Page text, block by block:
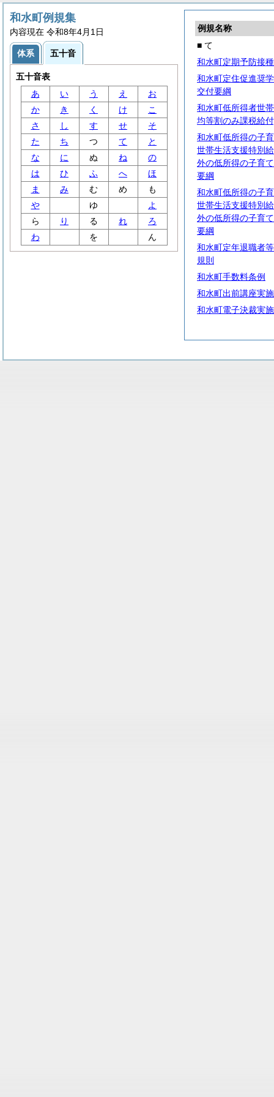
例規名称
■ て
和水町定期予防接
和水町定住促進奨
交付要綱
和水町低所得者世
均等割のみ課税給
和水町低所得の子
世帯生活支援特別
外の低所得の子育
要綱
和水町低所得の子
世帯生活支援特別
外の低所得の子育
要綱
和水町定年退職者
規則
和水町手数料条例
和水町出前講座実
和水町電子決裁実
和水町例規集
内容現在 令和8年4月1日
体系 五十音
五十音表
あ
い う え
お
か
き く け
こ
さ
し す せ
そ
た
ち つ て
と
な
に ぬ ね
の
は
ひ ふ へ
ほ
ま
み む め
も
や
ゆ
よ
ら
り る れ
ろ
わ
を ん